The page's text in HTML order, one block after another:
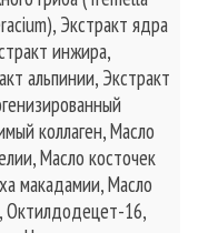
Экстракт ядра
инжира,
альпинии, Экстракт
коллаген, Масло
Масло косточек
макадамии, Масло
Октилдодецет-16,